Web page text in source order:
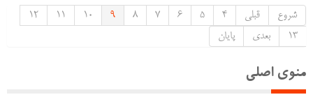
شروع
قبلی 4
5
6
7
8
9
10
11
12
13
بعدی پایان
منوی اصلی